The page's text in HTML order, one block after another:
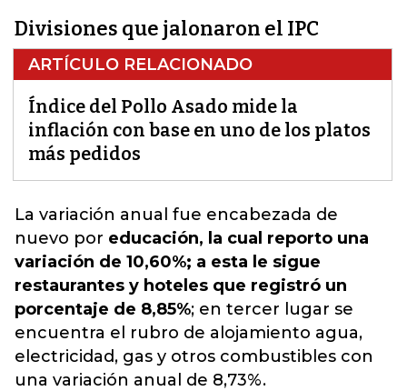
Divisiones que jalonaron el IPC
ARTÍCULO RELACIONADO
Índice del Pollo Asado mide la
inflación con base en uno de los platos
más pedidos
La variación anual fue encabezada de
nuevo por educación, la cual reporto una
variación de 10,60%; a esta le sigue
restaurantes y hoteles que registró un
porcentaje de 8,85%; en tercer lugar se
encuentra el rubro de alojamiento agua,
electricidad, gas y otros combustibles con
una variación anual de 8,73%.